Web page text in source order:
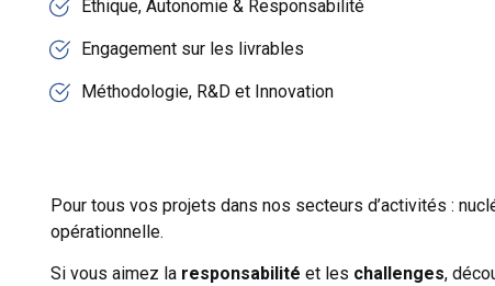
Éthique, Autonomie & Responsabilité
Engagement sur les livrables
Méthodologie, R&D et Innovation
Pour tous vos projets dans nos secteurs d’activités :
opérationnelle.
Si vous aimez la responsabilité et les challenges,